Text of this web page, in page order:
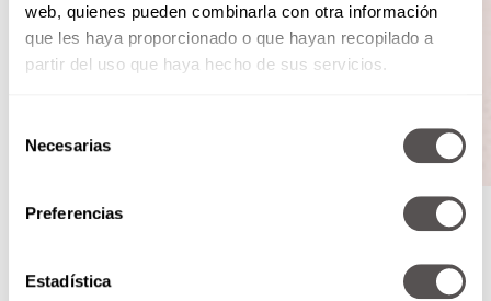
web, quienes pueden combinarla con otra información
que les haya proporcionado o que hayan recopilado a
partir del uso que haya hecho de sus servicios.
Necesarias
Preferencias
Estadística
Si dedicas cada mañana a ordenar un espacio